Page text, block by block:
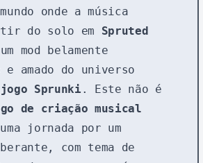
onde a música
do solo em Spruted
mod belamente
amado do universo
jogo Sprunki . Este não é
de criação musical
jornada por um
com tema de